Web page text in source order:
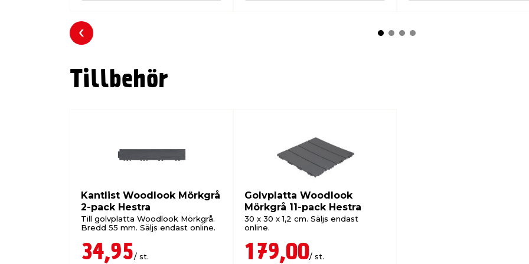
Föregående
Tillbehör
Kantlist Woodlook Mörkgrå
2-pack Hestra
Till golvplatta Woodlook Mörkgrå.
Bredd 55 mm. Säljs endast online.
34,95/ st.
Golvplatta Woodlook
Mörkgrå 11-pack Hestra
30 x 30 x 1,2 cm. Säljs endast
online.
179,00/ st.